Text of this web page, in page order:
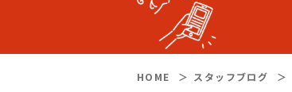
HOME スタッフブログ